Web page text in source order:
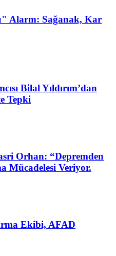
Alarm: Sağanak, Kar
Bilal Yıldırım’dan
Tepki
Orhan: “Depremden
Mücadelesi Veriyor.
Ekibi, AFAD